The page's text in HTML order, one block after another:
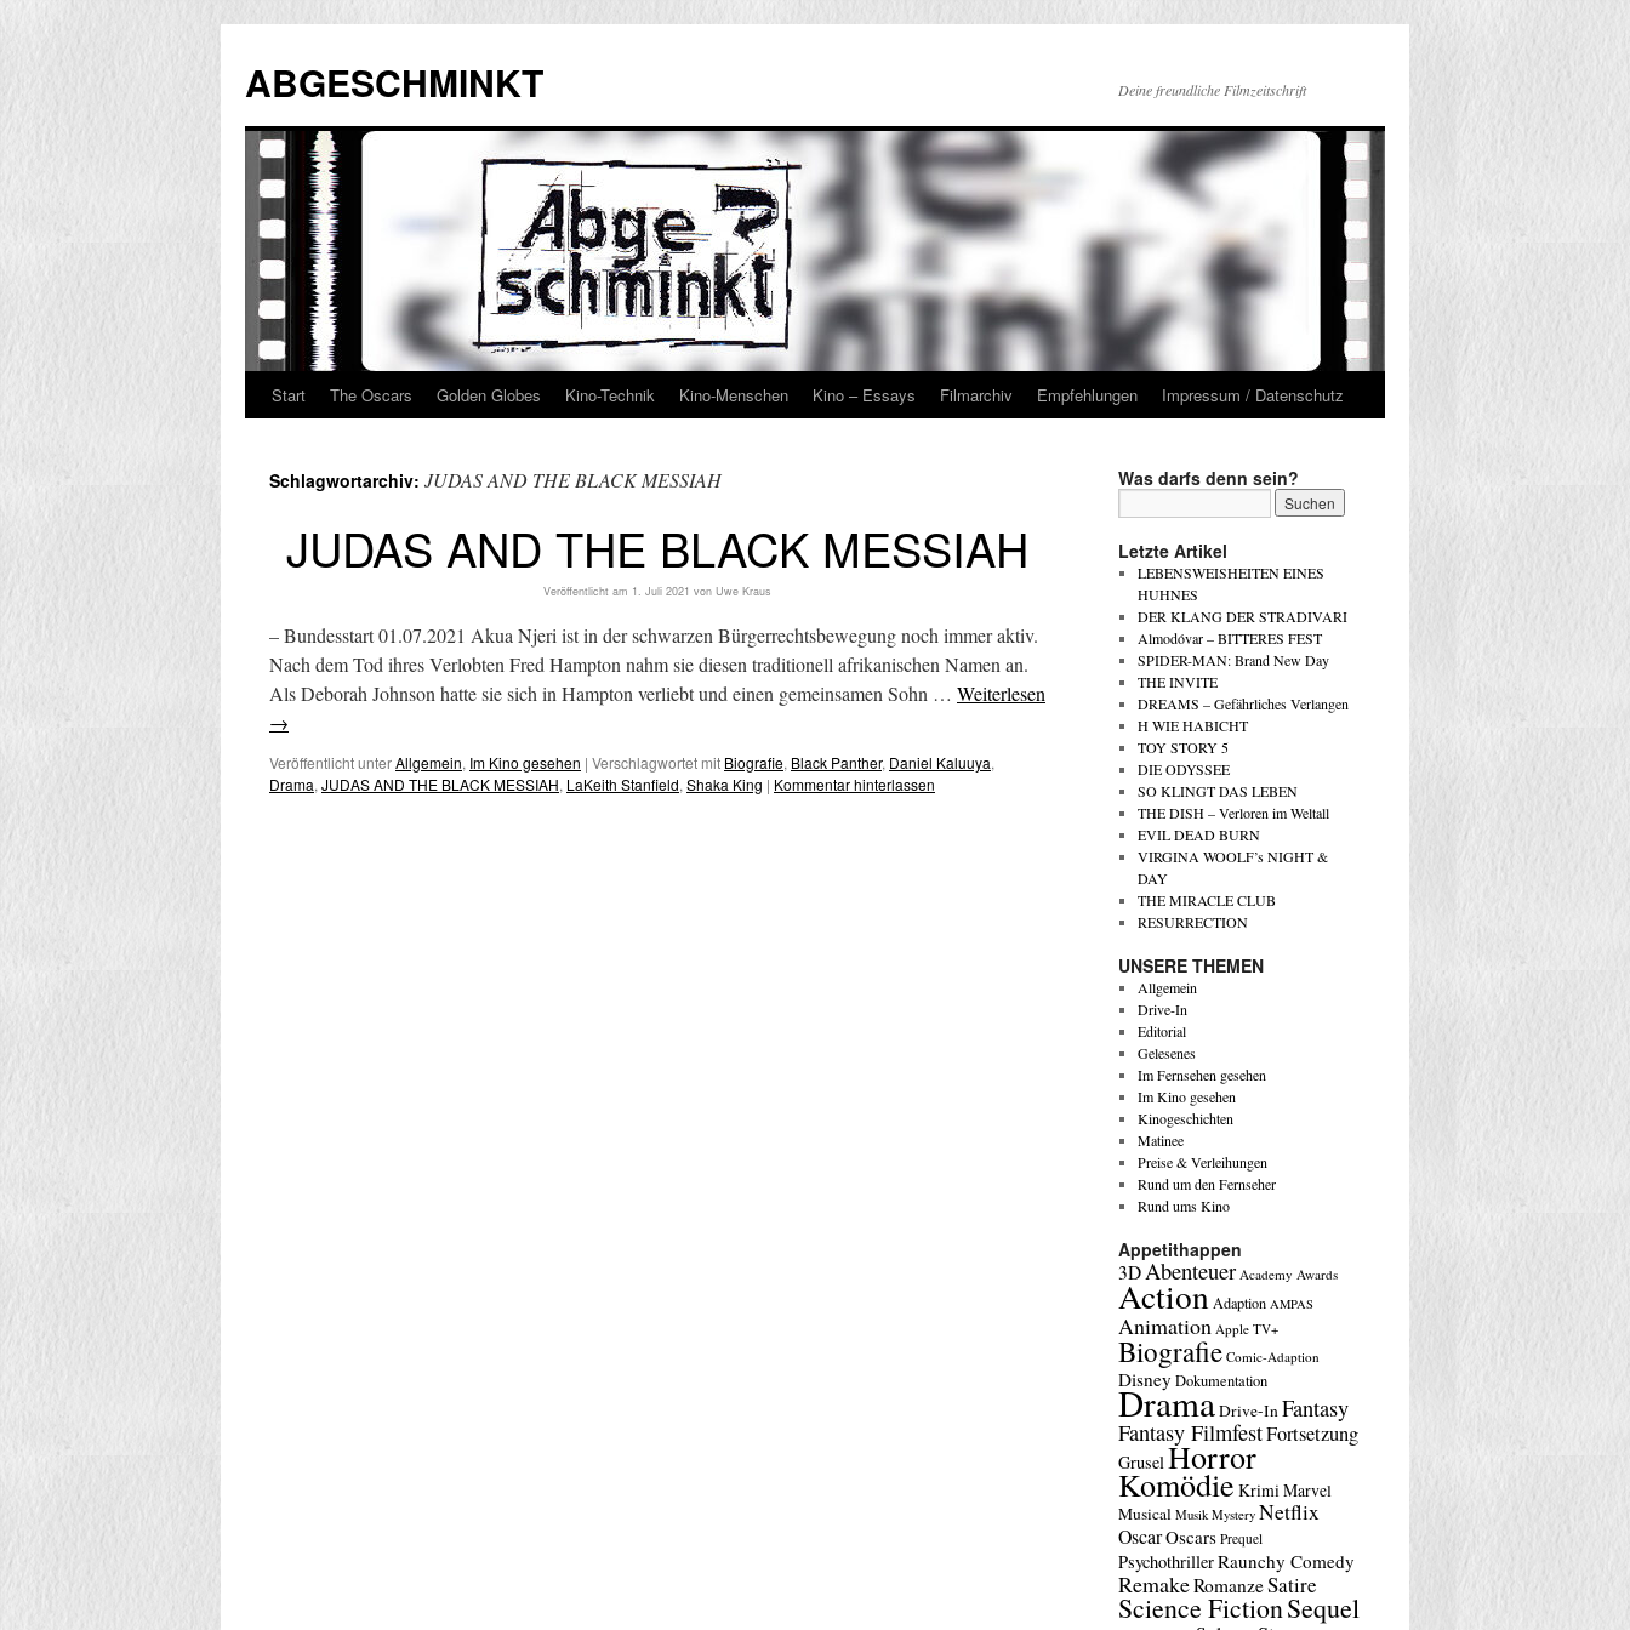
springen
ABGESCHMINKT Deine freundliche Filmzeitschrift
Start The Oscars Golden Globes Kino-Technik Kino-Menschen Kino – Essays Filmarchiv Empfehlungen Impressum / Datenschutz
Schlagwortarchiv: JUDAS AND THE BLACK MESSIAH
JUDAS AND THE BLACK MESSIAH
Veröffentlicht am 1. Juli 2021 von Uwe Kraus
– Bundesstart 01.07.2021 Akua Njeri ist in der schwarzen Bürgerrechtsbewegung noch immer aktiv.
Nach dem Tod ihres Verlobten Fred Hampton nahm sie diesen traditionell afrikanischen Namen an.
Als Deborah Johnson hatte sie sich in Hampton verliebt und einen gemeinsamen Sohn … Weiterlesen
→
Veröffentlicht unterAllgemein, Im Kino gesehen | Verschlagwortet mit Biografie, Black Panther, Daniel Kaluuya,
Drama, JUDAS AND THE BLACK MESSIAH, LaKeith Stanfield, Shaka King | Kommentar hinterlassen
Was darfs denn sein?
Letzte Artikel
LEBENSWEISHEITEN EINES
HUHNES
DER KLANG DER STRADIVARI
Almodóvar – BITTERES FEST
SPIDER-MAN: Brand New Day
THE INVITE
DREAMS – Gefährliches Verlangen
H WIE HABICHT
TOY STORY 5
DIE ODYSSEE
SO KLINGT DAS LEBEN
THE DISH – Verloren im Weltall
EVIL DEAD BURN
VIRGINA WOOLF’s NIGHT &
DAY
THE MIRACLE CLUB
RESURRECTION
UNSERE THEMEN
Allgemein
Drive-In
Editorial
Gelesenes
Im Fernsehen gesehen
Im Kino gesehen
Kinogeschichten
Matinee
Preise & Verleihungen
Rund um den Fernseher
Rund ums Kino
Appetithappen
3DAbenteuer Academy Awards
Action Adaption AMPAS
Animation Apple TV+
Biografie Comic-Adaption
Disney Dokumentation
DramaDrive-InFantasy
Fantasy FilmfestFortsetzung
GruselHorror
Komödie KrimiMarvel
Musical Musik Mystery Netflix
OscarOscars Prequel
PsychothrillerRaunchy Comedy
RemakeRomanzeSatire
Science FictionSequel